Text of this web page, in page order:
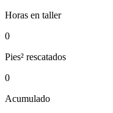
Horas en taller
0
Pies² rescatados
0
Acumulado